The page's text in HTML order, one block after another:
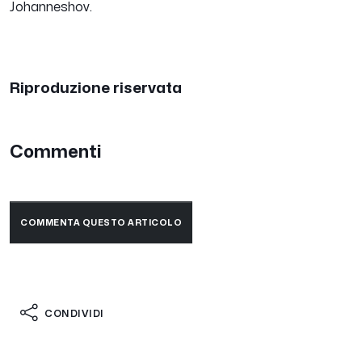
Johanneshov.
Riproduzione riservata
Commenti
COMMENTA QUESTO ARTICOLO
CONDIVIDI